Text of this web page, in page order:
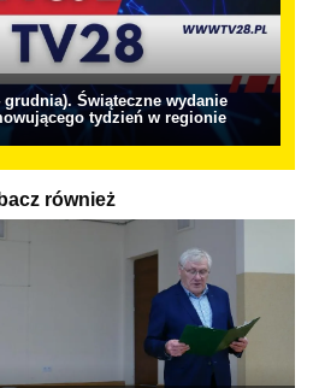
grudnia). Świąteczne wydanie
tydzień w regionie
również